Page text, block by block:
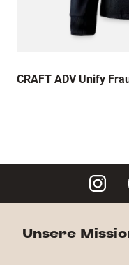
CRAFT ADV Unify
Unsere